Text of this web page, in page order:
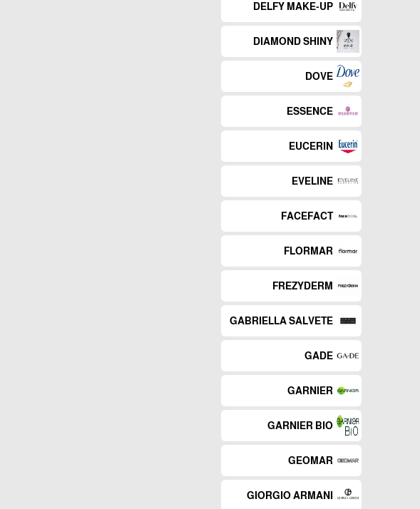
DELFY MAKE-UP
DIAMOND SHINY
DOVE
ESSENCE
EUCERIN
EVELINE
FACEFACT
FLORMAR
FREZYDERM
GABRIELLA SALVETE
GADE
GARNIER
GARNIER BIO
GEOMAR
GIORGIO ARMANI